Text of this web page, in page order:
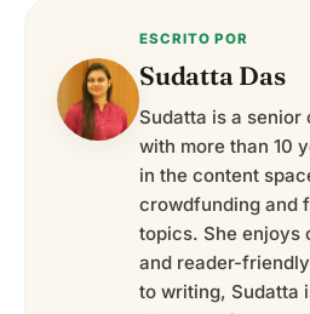
ESCRITO POR
Sudatta Das
Sudatta is a senior
with more than 10
in the content
crowdfunding and
topics. She enjoys
and reader-
to writing, Sudatta